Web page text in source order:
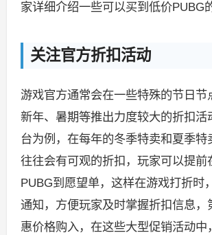
家详细介绍一些可以买到低价PUBG
关注官方折扣活动
游戏官方通常会在一些特殊的节日节
新年、暑期等推出力度较大的折扣活
台为例，在每年的冬季特卖和夏季特
往往会有可观的折扣，玩家可以提前
PUBG到愿望单，这样在游戏打折时
通知，方便玩家及时掌握折扣信息，
惠价格购入，在这些大型促销活动中